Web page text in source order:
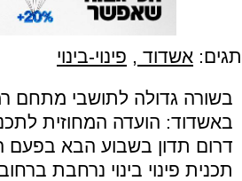
תגים: אשדוד , פינוי-בינוי
בשורה גדולה לתושבי מתחם
באשדוד: הועדה המחוזית
דרום תדון בשבוע הבא בפעם
תכנית פינוי בינוי נרחבת